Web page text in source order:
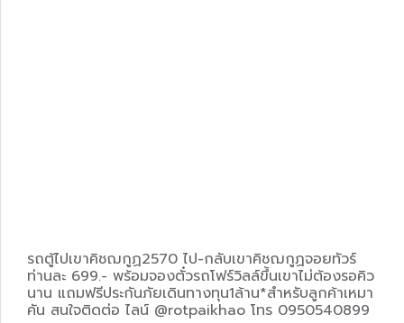
รถตู้ไปเขาคิชฌกูฏ2570 ไป-กลับเขาคิชฌกูฏจอยทัวร์
ท่านละ 699.- พร้อมจองตั๋วรถโฟร์วิลล์ขึ้นเขาไม่ต้องรอคิว
นาน แถมฟรีประกันภัยเดินทางทุน1ล้าน*สำหรับลูกค้าเหมา
คัน สนใจติดต่อ ไลน์ @rotpaikhao โทร 0950540899